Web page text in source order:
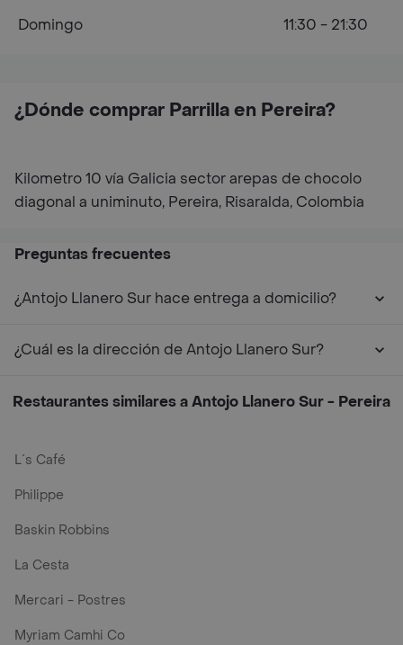
¿Dónde comprar Parrilla en Pereira?
Kilometro 10 vía Galicia sector arepas de chocolo
diagonal a uniminuto, Pereira, Risaralda, Colombia
Domingo
11:30 - 21:30
Preguntas frecuentes
¿Antojo Llanero Sur hace entrega a domicilio?
¿Cuál es la dirección de Antojo Llanero Sur?
Restaurantes similares a Antojo Llanero Sur - Pereira
L´s Café
Philippe
Baskin Robbins
La Cesta
Mercari - Postres
Myriam Camhi Co